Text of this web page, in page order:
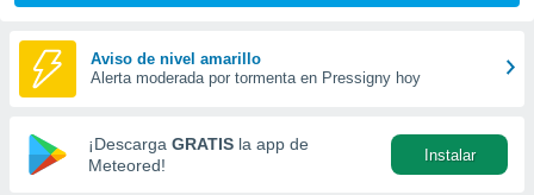
las
y
forma
digital
basada
Aviso de nivel amarillo
Alerta moderada por tormenta en Pressigny hoy
¡Descarga GRATIS la app de
Meteored!
Instalar